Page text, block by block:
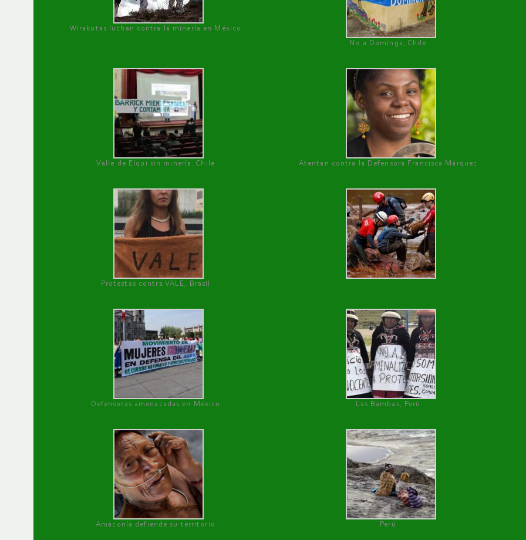
Wirakutas luchan contra la minería en México
No a Dominga, Chile
Valle de Elqui sin minería. Chile Atentan contra la Defensora Francisca Márquez
Protestas contra VALE, Brasil
Defensoras amenazadas en México Las Bambas, Perú
Amazonía defiende su territorio Perú